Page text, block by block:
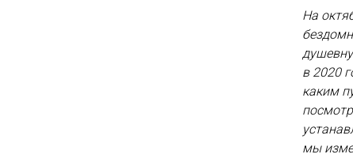
На
в 2020
каким
мы